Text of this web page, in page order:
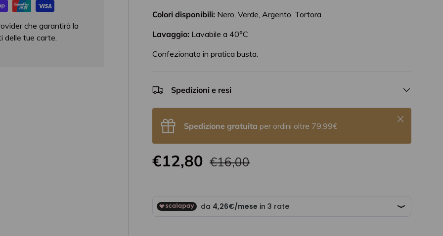
Colori disponibili: Nero, Verde, Argento, Tortora
Lavaggio: Lavabile a 40°C
Confezionato in pratica busta.
Spedizioni e resi
Spedizione gratuita per ordini oltre 79,99€
Chiudi
€12,80 €16,00
che garantirà la
delle tue carte.